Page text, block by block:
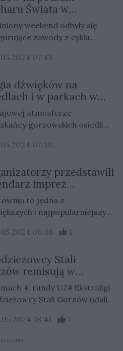
Świata w
weekend odbyły się
zawody z cyklu
Szeged startowali
kajakarskich.
07:43
dźwięków na
i w parkach w
atmosferze
gorzowskich osiedli
na żywo podczas tzw.
tego wyjątkowego
podczas którego
wystąpią z
repertuarem.
07:38
przedstawili
imprez
to jedna z
i najpopularniejszych
Wydarzenie cieszy się
i nie tylko.
06:48 1
Stali
remisują w
4. rundy U24 Ekstraligi
Stali Gorzów udali
ligowe punkty.
18:41 1
REKLAMA